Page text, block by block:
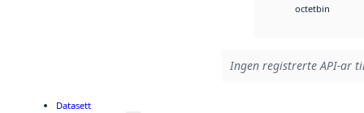
octetbin
Ingen registrerte API-ar
Datasett